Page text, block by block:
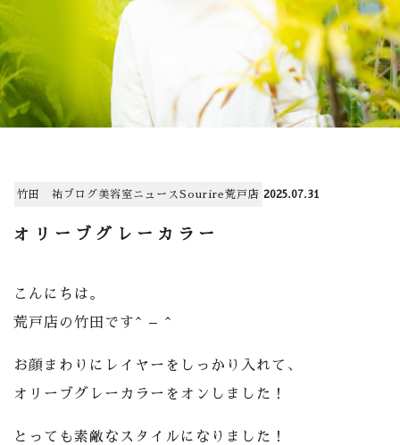
竹田 祐 ブログ美容室ニュース Sourire荒戸店 2025.07.31
オリーブグレーカラー
こんにちは。
荒戸店の竹田です^ – ^
お顔まわりにレイヤーをしっかり入れて、
オリーブグレーカラーをオンしました！
とっても素敵なスタイルになりました！